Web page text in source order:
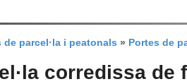
de parcel·la i peatonals » Portes de
corredissa de